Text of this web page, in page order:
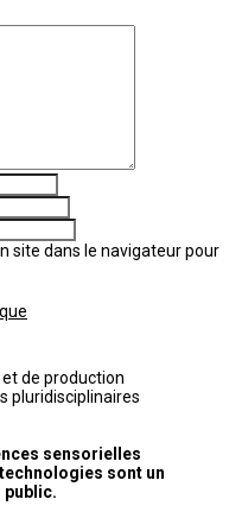
site dans le navigateur pour
de production
pluridisciplinaires
sensorielles
sont un
public.